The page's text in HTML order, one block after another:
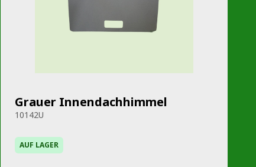
Grauer Innendachhimmel
10142U
AUF LAGER